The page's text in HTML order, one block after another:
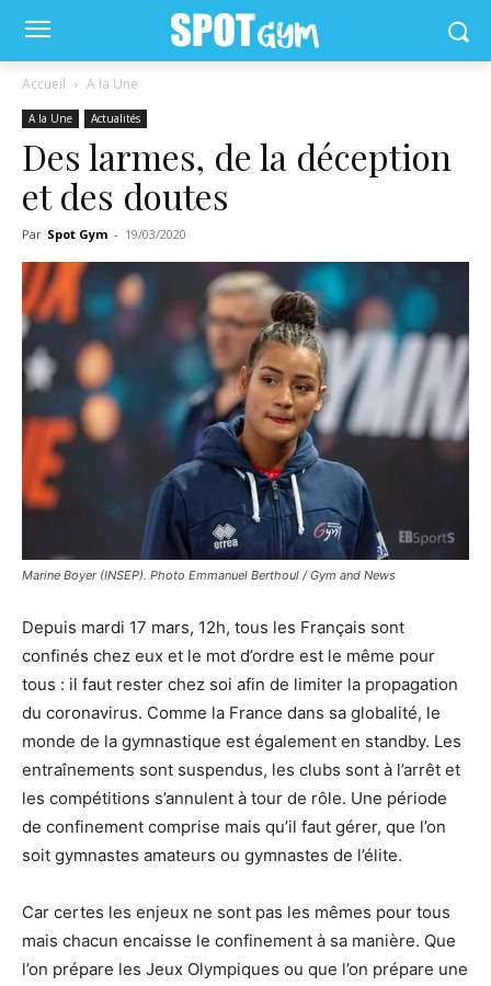
Accueil A la Une
A la Une Actualités
Des larmes, de la déception
et des doutes
Par Spot Gym - 19/03/2020
Marine Boyer (INSEP). Photo Emmanuel Berthoul / Gym and News
Depuis mardi 17 mars, 12h, tous les Français sont
confinés chez eux et le mot d’ordre est le même pour
tous : il faut rester chez soi afin de limiter la propagation
du coronavirus. Comme la France dans sa globalité, le
monde de la gymnastique est également en standby. Les
entraînements sont suspendus, les clubs sont à l’arrêt et
les compétitions s’annulent à tour de rôle. Une période
de confinement comprise mais qu’il faut gérer, que l’on
soit gymnastes amateurs ou gymnastes de l’élite.
Car certes les enjeux ne sont pas les mêmes pour tous
mais chacun encaisse le confinement à sa manière. Que
l’on prépare les Jeux Olympiques ou que l’on prépare une